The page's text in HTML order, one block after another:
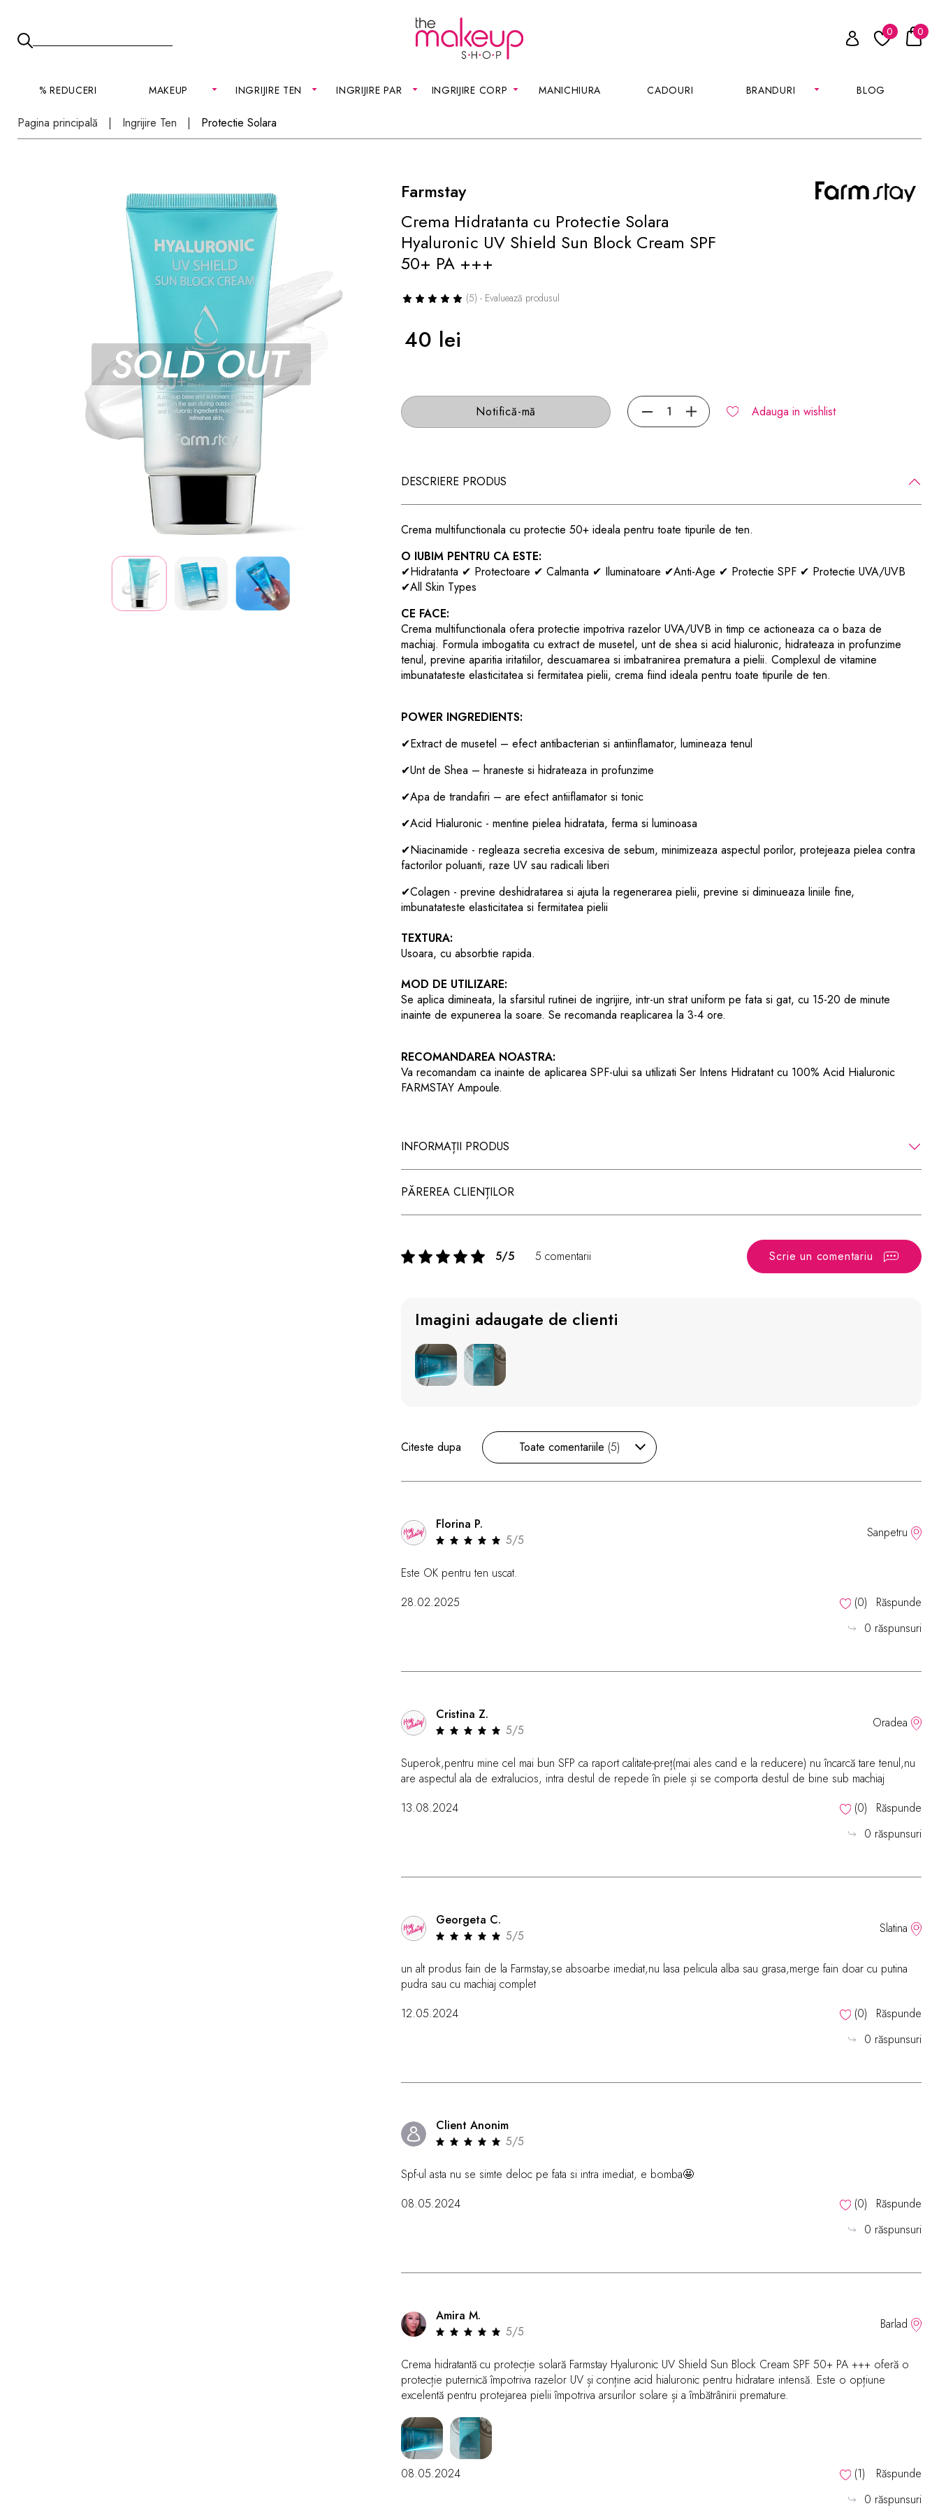
0 0
% REDUCERI MAKEUP INGRIJIRE TEN INGRIJIRE PAR INGRIJIRE CORP MANICHIURA CADOURI BRANDURI BLOG
Pagina principală Ingrijire Ten Protectie Solara
Farmstay
Crema Hidratanta cu Protectie Solara
Hyaluronic UV Shield Sun Block Cream SPF
50+ PA +++
(5) - Evaluează produsul
40 lei
Notifică-mă Adauga in wishlist
DESCRIERE PRODUS
Crema multifunctionala cu protectie 50+ ideala pentru toate tipurile de ten.
O IUBIM PENTRU CA ESTE:
✔Hidratanta ✔ Protectoare ✔ Calmanta ✔ Iluminatoare ✔Anti-Age ✔ Protectie SPF ✔ Protectie UVA/UVB
✔All Skin Types
CE FACE:
Crema multifunctionala ofera protectie impotriva razelor UVA/UVB in timp ce actioneaza ca o baza de
machiaj. Formula imbogatita cu extract de musetel, unt de shea si acid hialuronic, hidrateaza in profunzime
tenul, previne aparitia iritatiilor, descuamarea si imbatranirea prematura a pielii. Complexul de vitamine
imbunatateste elasticitatea si fermitatea pielii, crema fiind ideala pentru toate tipurile de ten.
POWER INGREDIENTS:
✔Extract de musetel – efect antibacterian si antiinflamator, lumineaza tenul
✔Unt de Shea – hraneste si hidrateaza in profunzime
✔Apa de trandafiri – are efect antiiflamator si tonic
✔Acid Hialuronic - mentine pielea hidratata, ferma si luminoasa
✔Niacinamide - regleaza secretia excesiva de sebum, minimizeaza aspectul porilor, protejeaza pielea contra
factorilor poluanti, raze UV sau radicali liberi
✔Colagen - previne deshidratarea si ajuta la regenerarea pielii, previne si diminueaza liniile fine,
imbunatateste elasticitatea si fermitatea pielii
TEXTURA:
Usoara, cu absorbtie rapida.
MOD DE UTILIZARE:
Se aplica dimineata, la sfarsitul rutinei de ingrijire, intr-un strat uniform pe fata si gat, cu 15-20 de minute
inainte de expunerea la soare. Se recomanda reaplicarea la 3-4 ore.
RECOMANDAREA NOASTRA:
Va recomandam ca inainte de aplicarea SPF-ului sa utilizati Ser Intens Hidratant cu 100% Acid Hialuronic
FARMSTAY Ampoule.
INFORMAȚII PRODUS
PĂREREA CLIENȚILOR
5/5 5 comentarii Scrie un comentariu
Imagini adaugate de clienti
Citeste dupa Toate comentariile (5)
Florina P.
5/5
Sanpetru
Este OK pentru ten uscat.
28.02.2025
(0)
Răspunde
0 răspunsuri
Cristina Z.
5/5
Oradea
Superok,pentru mine cel mai bun SFP ca raport calitate-preț(mai ales cand e la reducere) nu încarcă tare tenul,nu
are aspectul ala de extralucios, intra destul de repede în piele și se comporta destul de bine sub machiaj
13.08.2024
(0)
Răspunde
0 răspunsuri
Georgeta C.
5/5
Slatina
un alt produs fain de la Farmstay,se absoarbe imediat,nu lasa pelicula alba sau grasa,merge fain doar cu putina
pudra sau cu machiaj complet
12.05.2024
(0)
Răspunde
0 răspunsuri
Client Anonim
5/5
Spf-ul asta nu se simte deloc pe fata si intra imediat, e bomba🤩
08.05.2024
(0)
Răspunde
0 răspunsuri
Amira M.
5/5
Barlad
Crema hidratantă cu protecție solară Farmstay Hyaluronic UV Shield Sun Block Cream SPF 50+ PA +++ oferă o
protecție puternică împotriva razelor UV și conține acid hialuronic pentru hidratare intensă. Este o opțiune
excelentă pentru protejarea pielii împotriva arsurilor solare și a îmbătrânirii premature.
08.05.2024 (1)
Răspunde
0 răspunsuri